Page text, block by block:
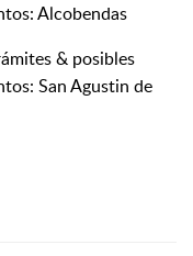
Alcobendas
& posibles
San Agustin de